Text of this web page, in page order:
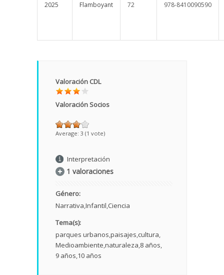
2025 Flamboyant 72 978-8410090590
Valoración CDL
Valoración Socios
Average: 3 (1 vote)
Interpretación
1 valoraciones
Género:
Narrativa Infantil Ciencia
Tema(s):
parques urbanos paisajes cultura
Medioambiente naturaleza 8 años
9 años 10 años